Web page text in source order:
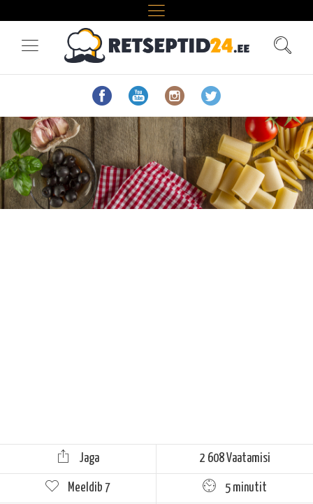
Jaga 2 608 Vaatamisi
Meeldib 7 5 minutit